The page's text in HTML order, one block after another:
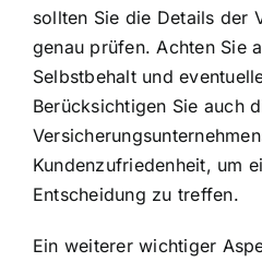
sollten Sie die Details der
genau prüfen. Achten Sie
Selbstbehalt und
Berücksichtigen Sie auch
Kundenzufriedenheit, um
Entscheidung zu treffen.
Ein weiterer wichtiger